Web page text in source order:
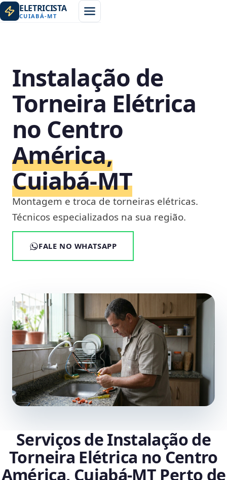
ELETRICISTA
CUIABÁ-MT
Instalação de
Torneira Elétrica
no Centro
América,
Cuiabá‑MT
Montagem e troca de torneiras elétricas.
Técnicos especializados na sua região.
FALE NO WHATSAPP
Serviços de Instalação de
Torneira Elétrica no Centro
América, Cuiabá‑MT Perto de